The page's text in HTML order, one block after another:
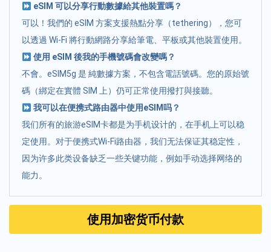
eSIM 可以分享行動數據給其他裝置嗎？
可以！我們的 eSIM 方案支援熱點分享（tethering），您可
以透過 Wi-Fi 將行動網路分享給筆電、平板或其他裝置使用。
使用 eSIM 後我的手機號碼會改變嗎？
不會。eSIM5g 是 純數據方案，不包含電話號碼。您的原始號
碼（綁定在實體 SIM 上）仍可正常使用撥打與接聽。
我可以在便携式路由器中使用eSIM吗？
我们所有的旅游eSIM卡都是为手机设计的，在手机上可以稳
定使用。对于便携式Wi-Fi路由器，我们无法保证其稳定性，
因为许多此类设备缺乏一些关键功能，例如手动选择网络的
能力。
使用加密货币付款